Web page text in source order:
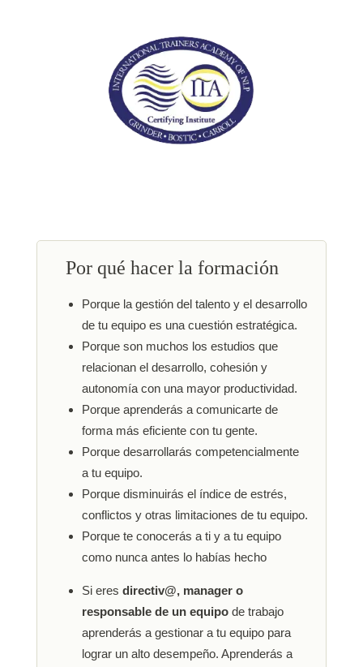
Por qué hacer la formación
Porque la gestión del talento y el desarrollo
de tu equipo es una cuestión estratégica.
Porque son muchos los estudios que
relacionan el desarrollo, cohesión y
autonomía con una mayor productividad.
Porque aprenderás a comunicarte de
forma más eficiente con tu gente.
Porque desarrollarás competencialmente
a tu equipo.
Porque disminuirás el índice de estrés,
conflictos y otras limitaciones de tu equipo.
Porque te conocerás a ti y a tu equipo
como nunca antes lo habías hecho
Si eres directiv@, manager o
responsable de un equipode trabajo
aprenderás a gestionar a tu equipo para
lograr un alto desempeño. Aprenderás a